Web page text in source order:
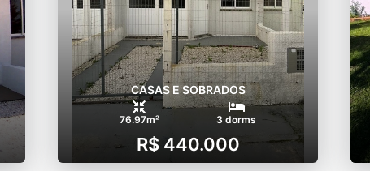
CASAS E SOBRADOS
76.97m² 3 dorms
R$ 440.000